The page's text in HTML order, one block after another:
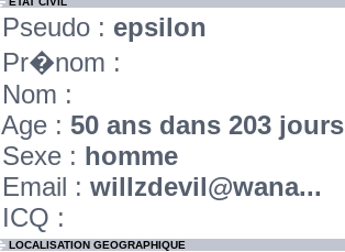
Pseudo : epsilon
Pr�nom :
Nom :
Age : 50 ans dans 203 jours
Sexe : homme
Email : willzdevil@wana...
ICQ :
LOCALISATION GEOGRAPHIQUE